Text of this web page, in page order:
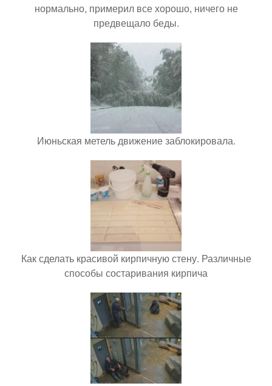
нормально, примерил все хорошо, ничего не
предвещало беды.
Июньская метель движение заблокировала.
Как сделать красивой кирпичную стену. Различные
способы состаривания кирпича